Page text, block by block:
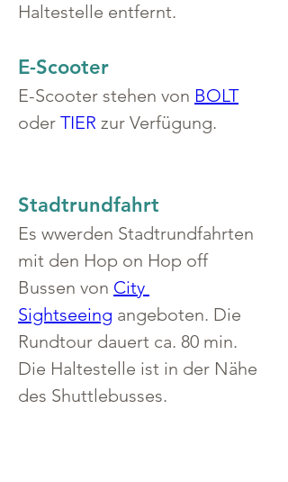
Haltestelle entfernt.
E-Scooter
E-Scooter stehen von BOLT
oder TIER zur Verfügung.
Stadtrundfahrt
Es wwerden Stadtrundfahrten
mit den Hop on Hop off
Bussen von City
Sightseeing angeboten. Die
Rundtour dauert ca. 80 min.
Die Haltestelle ist in der Nähe
des Shuttlebusses.